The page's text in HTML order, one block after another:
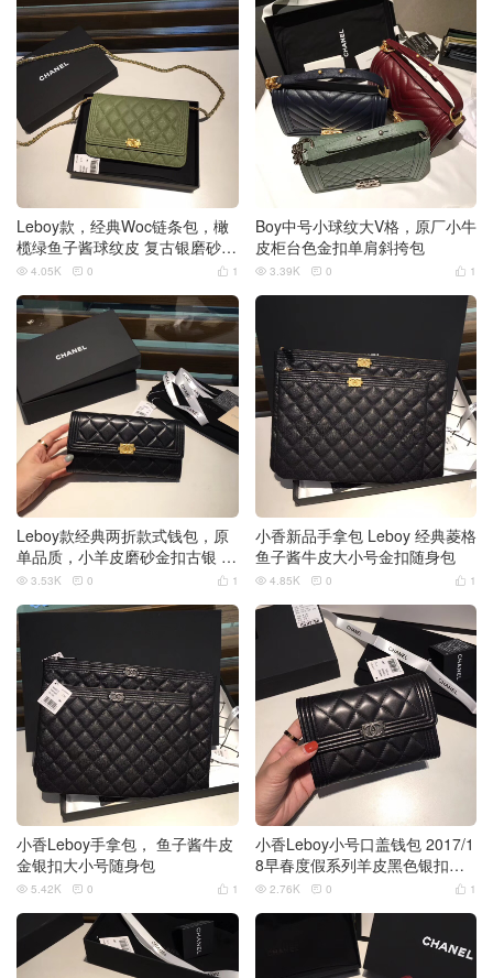
Leboy款，经典Woc链条包，橄
榄绿鱼子酱球纹皮 复古银磨砂金
扣
 1
 4.05K  0
Boy中号小球纹大V格，原厂小牛
皮柜台色金扣单肩斜挎包
 1
 3.39K  0
Leboy款经典两折款式钱包，原
单品质，小羊皮磨砂金扣古银 1
2卡位
 1
 3.53K  0
小香新品手拿包 Leboy 经典菱格
鱼子酱牛皮大小号金扣随身包
 1
 4.85K  0
小香Leboy手拿包， 鱼子酱牛皮
金银扣大小号随身包
 1
 5.42K  0
小香Leboy小号口盖钱包 2017/1
8早春度假系列羊皮黑色银扣钱
夹
 1
 2.76K  0